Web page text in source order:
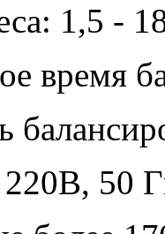
1,5 -
время
220В, 50